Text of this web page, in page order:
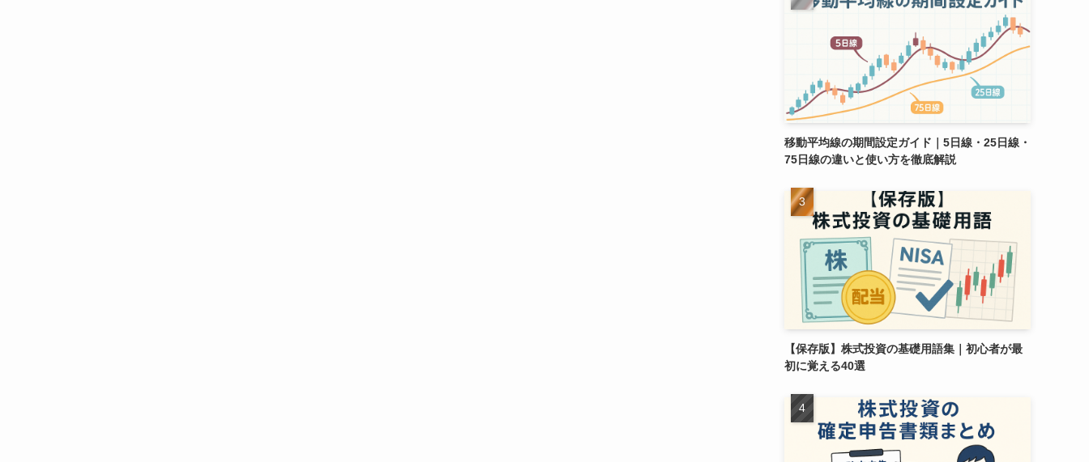
移動平均線の期間設定ガイド｜5日線・25日線・
75日線の違いと使い方を徹底解説
【保存版】株式投資の基礎用語集｜初心者が最
初に覚える40選